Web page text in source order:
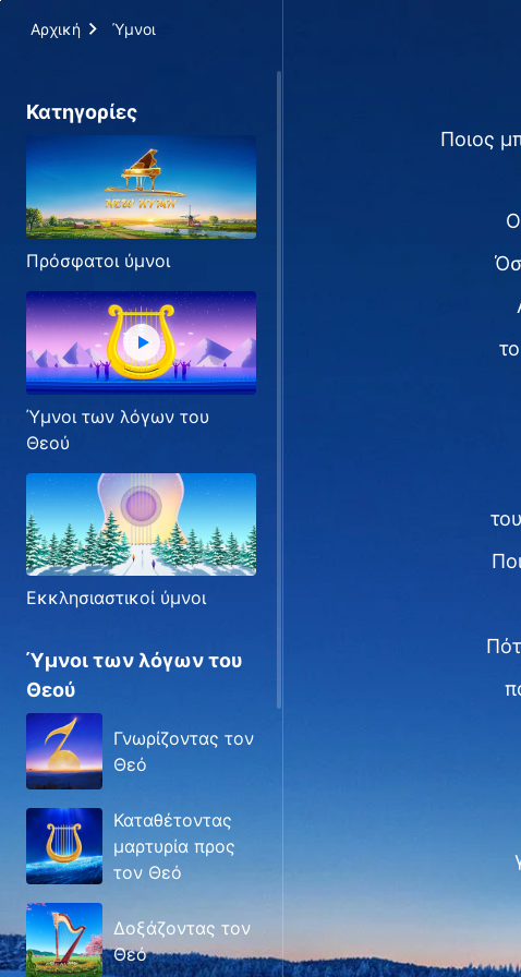
Αρχική Ύμνοι
Κατηγορίες
Πρόσφατοι ύμνοι
Ύμνοι των λόγων του
Θεού
Εκκλησιαστικοί ύμνοι
Ύμνοι των λόγων του
Θεού
Γνωρίζοντας τον
Θεό
Καταθέτοντας
μαρτυρία προς
τον Θεό
Δοξάζοντας τον
Θεό
Ποιος